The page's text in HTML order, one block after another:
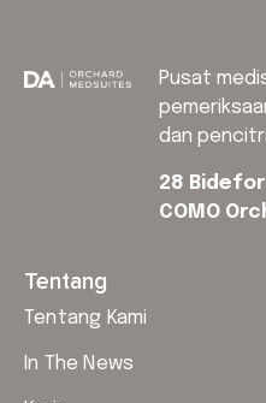
Pusat
dan
28
COMO
Tentang
Tentang Kami
In The News